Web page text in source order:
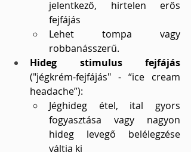
jelentkező, hirtelen erős
fejfájás
Lehet tompa vagy
robbanásszerű.
Hideg stimulus fejfájás
("jégkrém-fejfájás" - “ice cream
headache”):
Jéghideg étel, ital gyors
fogyasztása vagy nagyon
hideg levegő belélegzése
váltja ki